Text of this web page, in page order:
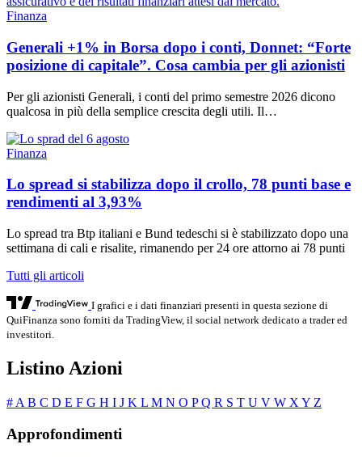
Finanza
Generali +1% in Borsa dopo i conti, Donnet: “Forte
posizione di capitale”. Cosa cambia per gli azionisti
Per gli azionisti Generali, i conti del primo semestre 2026 dicono
qualcosa in più della semplice crescita degli utili. Il…
Finanza
Lo spread si stabilizza dopo il crollo, 78 punti base e
rendimenti al 3,93%
Lo spread tra Btp italiani e Bund tedeschi si è stabilizzato dopo una
settimana di cali e risalite, rimanendo per 24 ore attorno ai 78 punti
Tutti gli articoli
I grafici e i dati finanziari presenti in questa sezione di
QuiFinanza sono forniti da TradingView, il social network dedicato a trader ed
investitori.
Listino Azioni
# A B C D E F G H I J K L M N O PQ R S T U V W X Y Z
Approfondimenti